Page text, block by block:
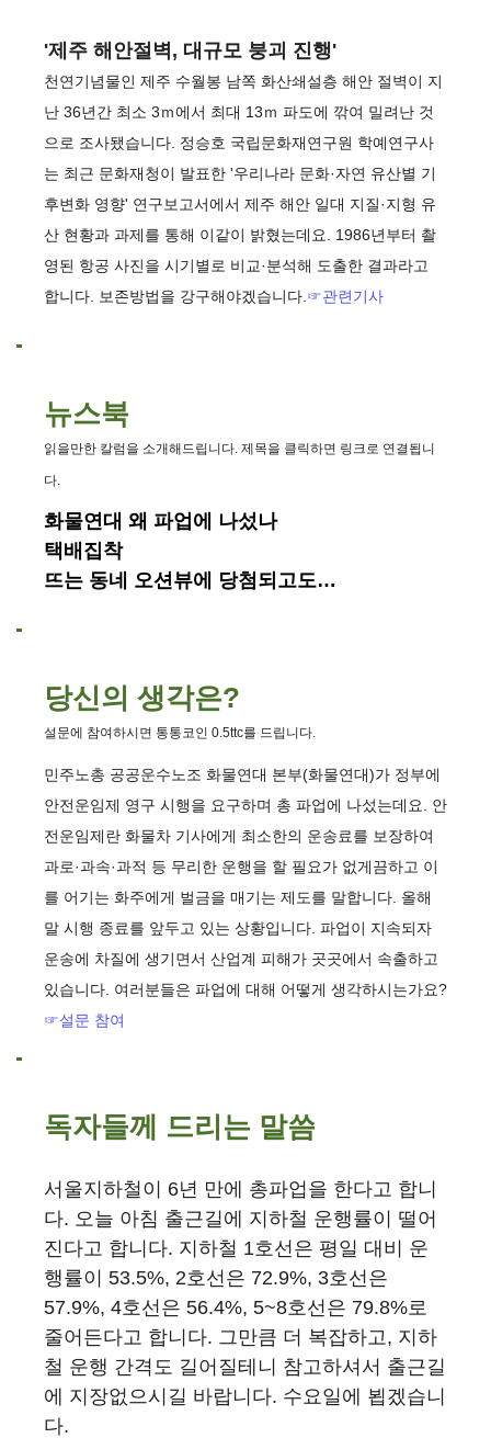
'제주 해안절벽, 대규모 붕괴 진행'
천연기념물인 제주 수월봉 남쪽 화산쇄설층 해안 절벽이 지
난 36년간 최소 3ｍ에서 최대 13ｍ 파도에 깎여 밀려난 것
으로 조사됐습니다. 정승호 국립문화재연구원 학예연구사
는 최근 문화재청이 발표한 '우리나라 문화·자연 유산별 기
후변화 영향' 연구보고서에서 제주 해안 일대 지질·지형 유
산 현황과 과제를 통해 이같이 밝혔는데요. 1986년부터 촬
영된 항공 사진을 시기별로 비교·분석해 도출한 결과라고
합니다. 보존방법을 강구해야겠습니다. ☞관련기사
뉴스북
읽을만한 칼럼을 소개해드립니다. 제목을 클릭하면 링크로 연결됩니
다.
화물연대 왜 파업에 나섰나
택배집착
뜨는 동네 오션뷰에 당첨되고도…
당신의 생각은?
설문에 참여하시면 통통코인 0.5ttc를 드립니다.
민주노총 공공운수노조 화물연대 본부(화물연대)가 정부에
안전운임제 영구 시행을 요구하며 총 파업에 나섰는데요. 안
전운임제란 화물차 기사에게 최소한의 운송료를 보장하여
과로·과속·과적 등 무리한 운행을 할 필요가 없게끔하고 이
를 어기는 화주에게 벌금을 매기는 제도를 말합니다. 올해
말 시행 종료를 앞두고 있는 상황입니다. 파업이 지속되자
운송에 차질에 생기면서 산업계 피해가 곳곳에서 속출하고
있습니다. 여러분들은 파업에 대해 어떻게 생각하시는가요?
☞설문 참여
독자들께 드리는 말씀
서울지하철이 6년 만에 총파업을 한다고 합니
다. 오늘 아침 출근길에 지하철 운행률이 떨어
진다고 합니다. 지하철 1호선은 평일 대비 운
행률이 53.5%, 2호선은 72.9%, 3호선은
57.9%, 4호선은 56.4%, 5~8호선은 79.8%로
줄어든다고 합니다. 그만큼 더 복잡하고, 지하
철 운행 간격도 길어질테니 참고하셔서 출근길
에 지장없으시길 바랍니다. 수요일에 뵙겠습니
다.